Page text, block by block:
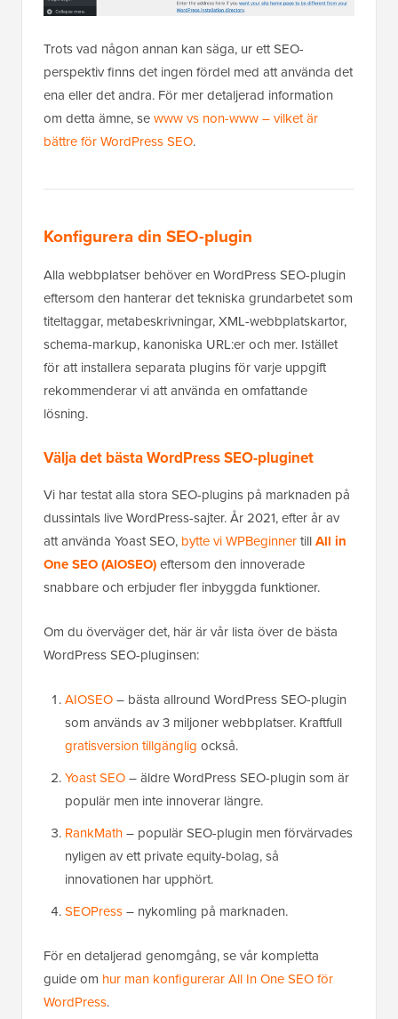
Trots vad någon annan kan säga, ur ett SEO-
perspektiv finns det ingen fördel med att använda det
ena eller det andra. För mer detaljerad information
om detta ämne, sewww vs non-www – vilket är
bättre för WordPress SEO.
Konfigurera din SEO-plugin
Alla webbplatser behöver en WordPress SEO-plugin
eftersom den hanterar det tekniska grundarbetet som
titeltaggar, metabeskrivningar, XML-webbplatskartor,
schema-markup, kanoniska URL:er och mer. Istället
för att installera separata plugins för varje uppgift
rekommenderar vi att använda en omfattande
lösning.
Välja det bästa WordPress SEO-pluginet
Vi har testat alla stora SEO-plugins på marknaden på
dussintals live WordPress-sajter. År 2021, efter år av
att använda Yoast SEO, bytte vi WPBeginnertillAll in
One SEO (AIOSEO)eftersom den innoverade
snabbare och erbjuder fler inbyggda funktioner.
Om du överväger det, här är vår lista över de bästa
WordPress SEO-pluginsen:
AIOSEO– bästa allround WordPress SEO-plugin
som används av 3 miljoner webbplatser. Kraftfull
gratisversion tillgänglig också.
Yoast SEO– äldre WordPress SEO-plugin som är
populär men inte innoverar längre.
RankMath– populär SEO-plugin men förvärvades
nyligen av ett private equity-bolag, så
innovationen har upphört.
SEOPress– nykomling på marknaden.
För en detaljerad genomgång, se vår kompletta
guide om hur man konfigurerar All In One SEO för
WordPress.